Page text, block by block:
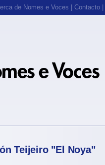
de Nomes e Voces Contacto
Teijeiro "El Noya"